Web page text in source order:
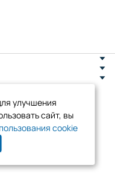
8
улучшения
сайт, вы
cookie